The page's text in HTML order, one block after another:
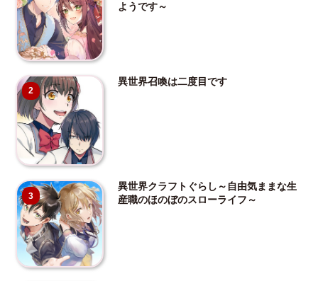
ようです～
2
異世界召喚は二度目です
3
異世界クラフトぐらし～自由気ままな生
産職のほのぼのスローライフ～